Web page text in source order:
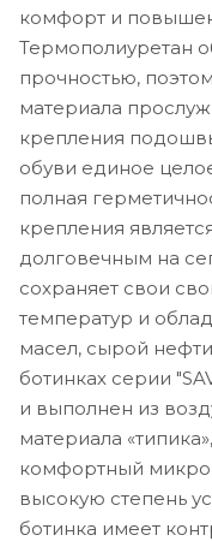
комфорт и
Термополиуретан
прочностью,
материала
крепления
обуви единое
полная
крепления
долговечным на
сохраняет свои
температур и
масел, сырой
ботинках серии
и выполнен из
материала
комфортный
высокую степень
ботинка имеет